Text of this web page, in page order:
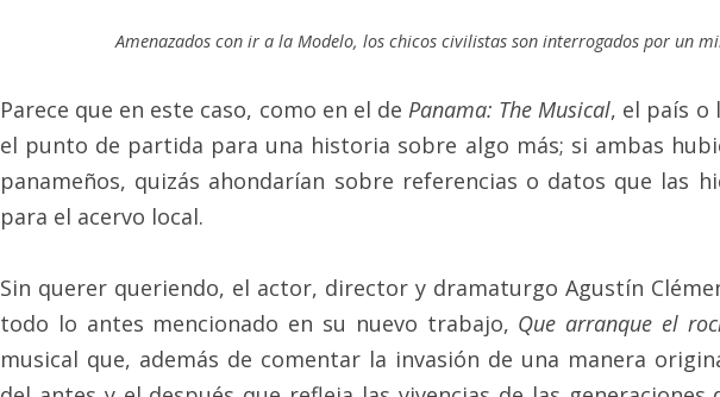
Amenazados con ir a la Modelo, los chicos civilistas son interrogados por un
Parece que en este caso, como en el de Panama: The Musical, el país o
el punto de partida para una historia sobre algo más; si ambas
panameños, quizás ahondarían sobre referencias o datos que las
para el acervo local.
Sin querer queriendo, el actor, director y dramaturgo Agustín
todo lo antes mencionado en su nuevo trabajo, Que arranque el
musical que, además de comentar la invasión de una manera